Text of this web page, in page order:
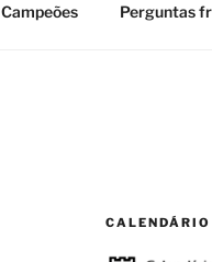
Campeões Perguntas
CALENDÁRIO